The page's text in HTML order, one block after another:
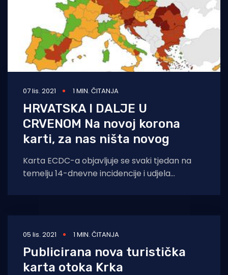
07 lis. 2021 1 MIN. ČITANJA
HRVATSKA I DALJE U
CRVENOM Na novoj korona
karti, za nas ništa novog
Karta ECDC-a objavljuje se svaki tjedan na
temelju 14-dnevne incidencije i udjela
05 lis. 2021 1 MIN. ČITANJA
Publicirana nova turistička
karta otoka Krka